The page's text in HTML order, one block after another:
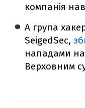
компанія
А група
SeigedSec,
нападами на
Верховним